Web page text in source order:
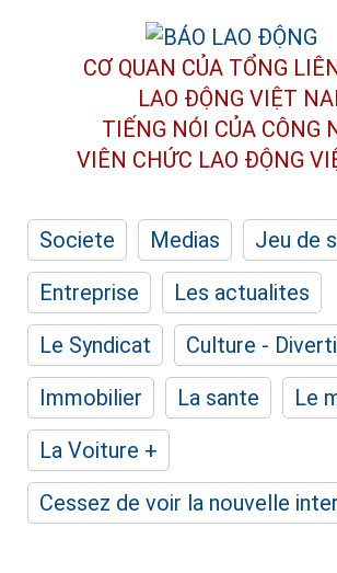
CƠ QUAN CỦA TỔNG
LAO ĐỘNG VIỆT
TIẾNG NÓI CỦA CÔNG
VIÊN CHỨC LAO ĐỘNG
Societe Medias
Jeu de
Entreprise
Les actualites
Le Syndicat
Culture -
Immobilier
La sante
Le
La Voiture +
Cessez de voir la nouvelle